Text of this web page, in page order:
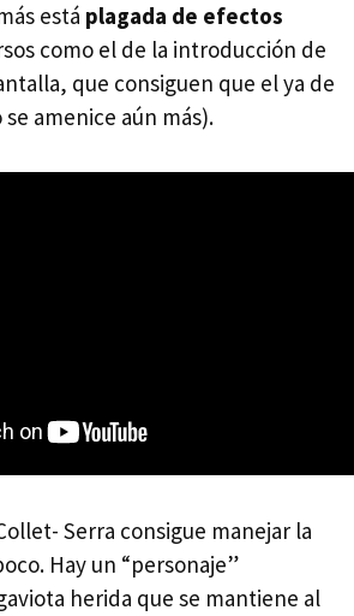
está plagada de efectos
como el de la introducción de
que consiguen que el ya de
amenice aún más).
Serra consigue manejar la
Hay un “personaje”
herida que se mantiene al